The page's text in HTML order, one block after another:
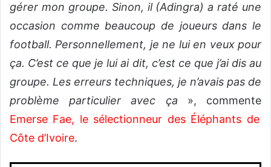
gérer mon groupe. Sinon, il (Adingra) a raté une
occasion comme beaucoup de joueurs dans le
football. Personnellement, je ne lui en veux pour
ça. C’est ce que je lui ai dit, c’est ce que j’ai dis au
groupe. Les erreurs techniques, je n’avais pas de
problème particulier avec ça », commente
Emerse Fae, le sélectionneur des Éléphants de
Côte d’Ivoire.